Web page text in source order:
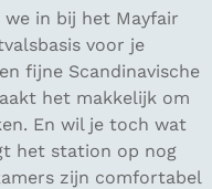
in bij het Mayfair
voor je
fijne Scandinavische
het makkelijk om
En wil je toch wat
het station op nog
zijn comfortabel